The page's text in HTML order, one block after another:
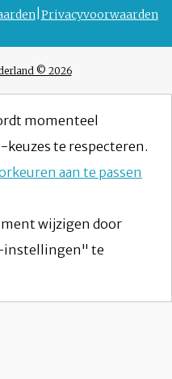
Privacyvoorwaarden
© 2026
momenteel
te respecteren.
aan te passen
wijzigen door
instellingen" te